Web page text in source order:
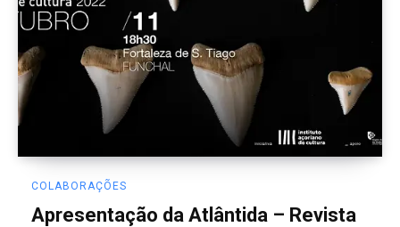
COLABORAÇÕES
Apresentação da Atlântida – Revista